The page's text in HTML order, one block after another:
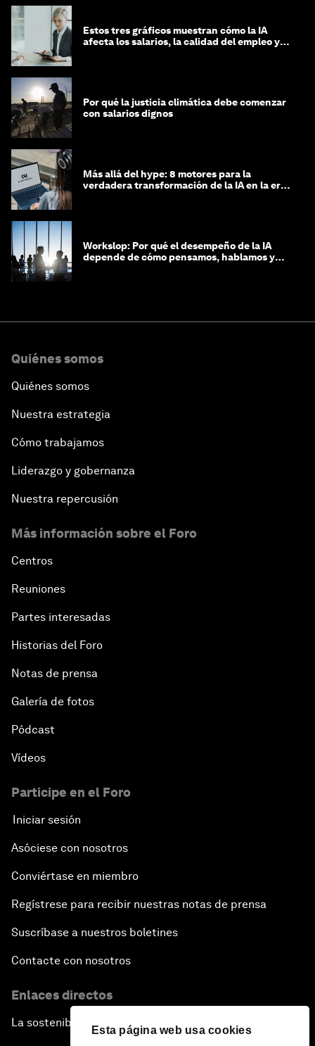
Esta página web usa cookies
Estos tres gráficos muestran cómo la IA
afecta los salarios, la calidad del empleo y
Por qué la justicia climática debe comenzar
con salarios dignos
Más allá del hype: 8 motores para la
verdadera transformación de la IA en la era
Workslop: Por qué el desempeño de la IA
depende de cómo pensamos, hablamos y
Quiénes somos
Quiénes somos
Nuestra estrategia
Cómo trabajamos
Liderazgo y gobernanza
Nuestra repercusión
Más información sobre el Foro
Centros
Reuniones
Partes interesadas
Historias del Foro
Notas de prensa
Galería de fotos
Pódcast
Vídeos
Participe en el Foro
Iniciar sesión
Asóciese con nosotros
Conviértase en miembro
Regístrese para recibir nuestras notas de prensa
Suscríbase a nuestros boletines
Contacte con nosotros
Enlaces directos
La sostenibilidad en el Foro